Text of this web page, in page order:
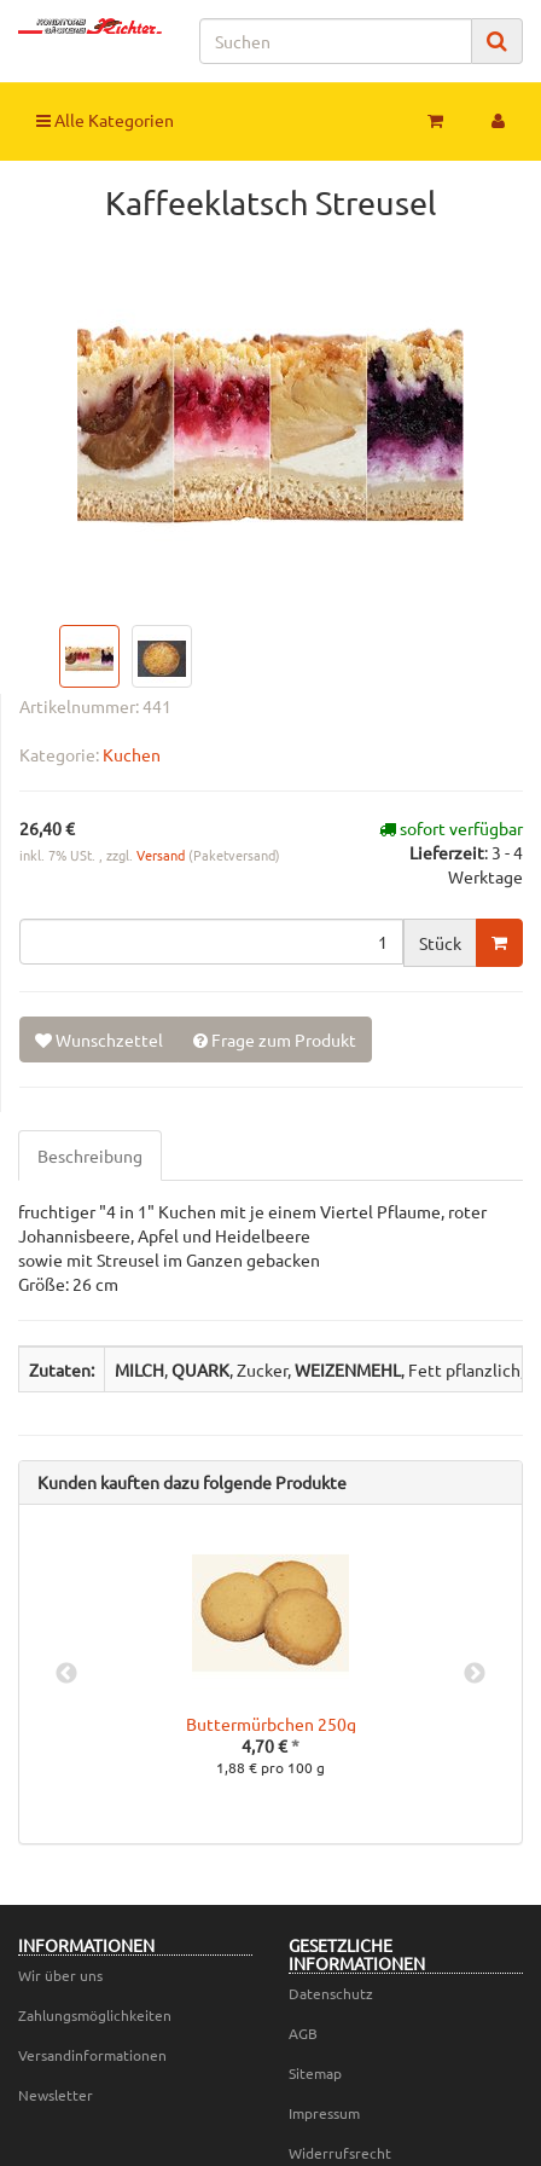
Alle Kategorien
Kaffeeklatsch Streusel
Artikelnummer:441
Kategorie: Kuchen
26,40 €
inkl. 7% USt. , zzgl. Versand (Paketversand)
sofort verfügbar
Lieferzeit: 3 - 4
Werktage
Stück
Wunschzettel Frage zum Produkt
Beschreibung
fruchtiger "4 in 1" Kuchen mit je einem Viertel Pflaume, roter
Johannisbeere, Apfel und Heidelbeere
sowie mit Streusel im Ganzen gebacken
Größe: 26 cm
Zutaten: MILCH,QUARK, Zucker,WEIZENMEHL, Fett pflanzlich,
Kunden kauften dazu folgende Produkte
Buttermürbchen 250g
4,70 €*
1,88 € pro 100 g
INFORMATIONEN
Wir über uns
Zahlungsmöglichkeiten
Versandinformationen
Newsletter
GESETZLICHE
INFORMATIONEN
Datenschutz
AGB
Sitemap
Impressum
Widerrufsrecht